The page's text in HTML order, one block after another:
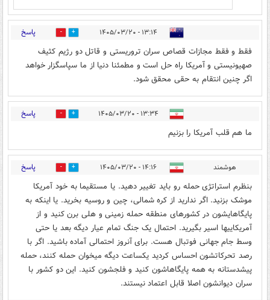
۱۳:۱۴ - ۱۴۰۵/۰۳/۲۰ 1 پاسخ
فقط و فقط مجازات قصاص سران تروريستی و قاتل دو رژيم کثيف
صهيونيستی و آمريکا راه حل است و مطمئنا دنيا از ما سپاسگزار خواهد
اگر چنين انتقام به حقی محقق شود.
۱۳:۳۴ - ۱۴۰۵/۰۳/۲۰ 0 پاسخ
ما هم قلب آمریکا را بزنیم
هوشمند ۱۴:۱۶ - ۱۴۰۵/۰۳/۲۰ 0 پاسخ
بنظرم استراتژی حمله رو باید تغییر دهید. یا مستقیما به خود آمریکا
موشک بزنید. اگر ندارید از کره شمالی، چین و روسیه بخرید. یا اینکه به
پایگاهایشون در کشورهای منطقه حمله زمینی و هلی برن کنید و از
آمریکاییها اسیر بگیرید. احتمال یک جنگ تمام عیار دیگه بعد یا حتی
وسط جام جهانی فوتبال هست. برای آنروز احتمالی آماده باشید. اگر با
رصد تحرکاتشون احساس کردید یکساعت دیگه میخوان حمله کنند، حمله
پیشدستانه به همه پایگاهاشون کنید و فلجشون کنید. این دو کشور با
سران دیوانشون اصلا قابل اعتماد نیستند.